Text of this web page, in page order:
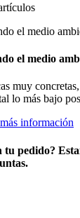
el medio
muy
lo más bajo
información
tu pedido?